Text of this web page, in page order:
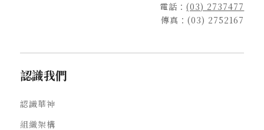
電話：(03) 2737477
傳真：(03) 2752167
認識我們
認識華神
組織架構